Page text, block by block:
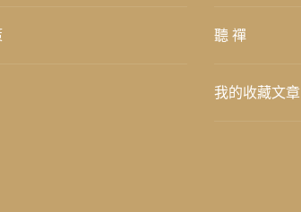
聽 禪
我的收藏文章